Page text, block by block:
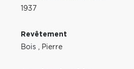
1937
Revêtement
Bois , Pierre